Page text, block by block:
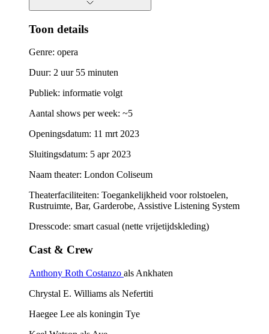
Toon details
Genre: opera
Duur: 2 uur 55 minuten
Publiek: informatie volgt
Aantal shows per week: ~5
Openingsdatum: 11 mrt 2023
Sluitingsdatum: 5 apr 2023
Naam theater: London Coliseum
Theaterfaciliteiten: Toegankelijkheid voor rolstoelen,
Rustruimte, Bar, Garderobe, Assistive Listening System
Dresscode: smart casual (nette vrijetijdskleding)
Cast & Crew
Anthony Roth Costanzo als Ankhaten
Chrystal E. Williams als Nefertiti
Haegee Lee als koningin Tye